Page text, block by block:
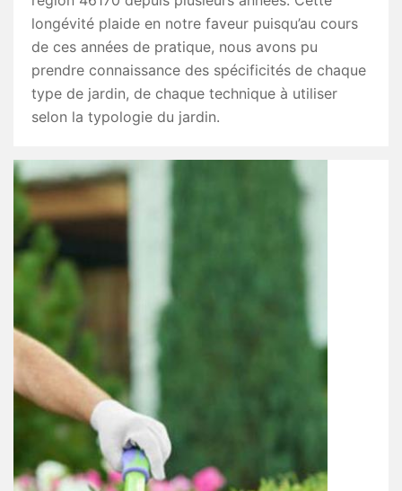
longévité plaide en notre faveur puisqu’au cours
de ces années de pratique, nous avons pu
prendre connaissance des spécificités de chaque
type de jardin, de chaque technique à utiliser
selon la typologie du jardin.